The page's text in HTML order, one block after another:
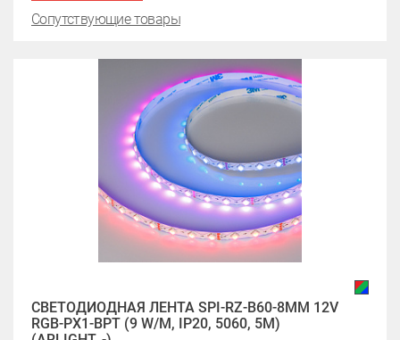
Сопутствующие товары
СВЕТОДИОДНАЯ ЛЕНТА SPI-RZ-B60-8MM 12V
RGB-PX1-BPT (9 W/M, IP20, 5060, 5M)